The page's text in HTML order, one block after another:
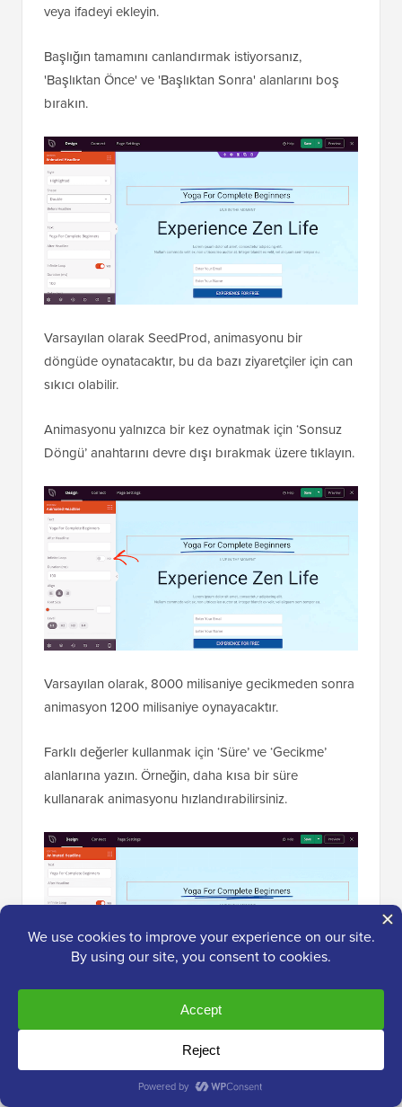
veya ifadeyi ekleyin.
Başlığın tamamını canlandırmak istiyorsanız,
'Başlıktan Önce' ve 'Başlıktan Sonra' alanlarını boş
bırakın.
Varsayılan olarak SeedProd, animasyonu bir
döngüde oynatacaktır, bu da bazı ziyaretçiler için can
sıkıcı olabilir.
Animasyonu yalnızca bir kez oynatmak için ‘Sonsuz
Döngü’ anahtarını devre dışı bırakmak üzere tıklayın.
Varsayılan olarak, 8000 milisaniye gecikmeden sonra
animasyon 1200 milisaniye oynayacaktır.
Farklı değerler kullanmak için ‘Süre’ ve ‘Gecikme’
alanlarına yazın. Örneğin, daha kısa bir süre
kullanarak animasyonu hızlandırabilirsiniz.
Metni biçimlendirmek de isteyebilirsiniz. Örneğin, yazı
tipi boyutunu ve hizalamasını değiştirebilirsiniz.
Animasyonlu başlığın görünümünden memnun